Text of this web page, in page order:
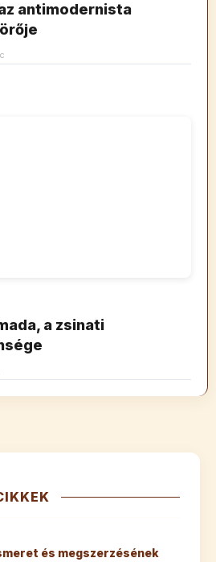
antimodernista
a zsinati
és megszerzésének